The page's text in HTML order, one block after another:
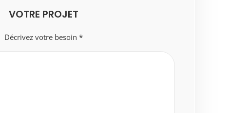
VOTRE PROJET
Décrivez votre besoin *